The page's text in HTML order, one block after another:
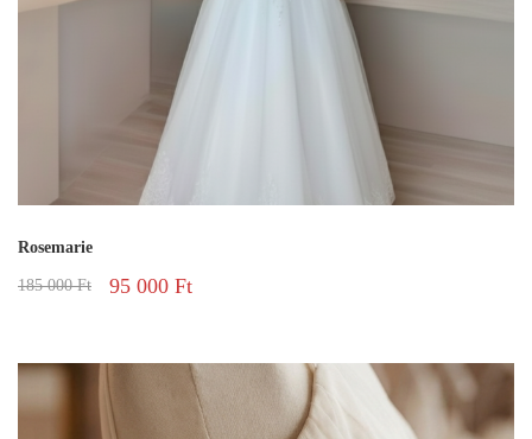
Rosemarie
185 000Ft 95 000 Ft